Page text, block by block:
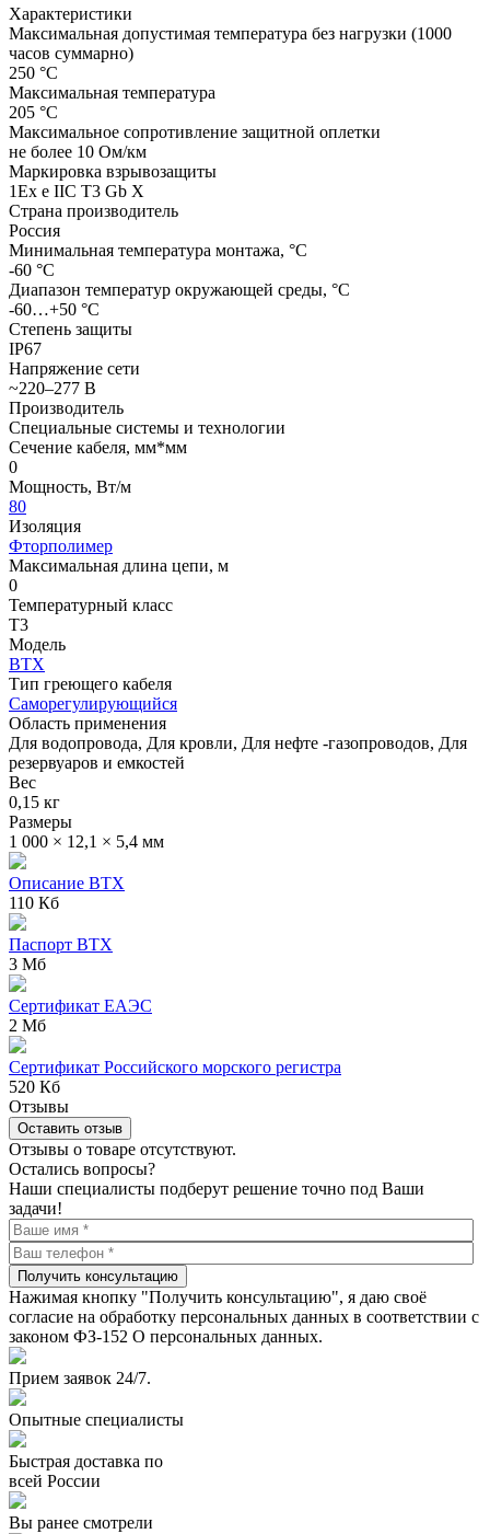
Характеристики
Максимальная допустимая температура без нагрузки (1000
часов суммарно)
250 °С
Максимальная температура
205 °С
Максимальное сопротивление защитной оплетки
не более 10 Oм/км
Маркировка взрывозащиты
1Ех е IIС Т3 Gb X
Страна производитель
Россия
Минимальная температура монтажа, °С
-60 °С
Диапазон температур окружающей среды, °С
-60…+50 °С
Степень защиты
IP67
Напряжение сети
~220–277 В
Производитель
Специальные системы и технологии
Сечение кабеля, мм*мм
0
Мощность, Вт/м
80
Изоляция
Фторполимер
Максимальная длина цепи, м
0
Температурный класс
Т3
Модель
ВТХ
Тип греющего кабеля
Саморегулирующийся
Область применения
Для водопровода, Для кровли, Для нефте -газопроводов, Для
резервуаров и емкостей
Вес
0,15 кг
Размеры
1 000 × 12,1 × 5,4 мм
Описание ВТХ
110 Кб
Паспорт ВТХ
3 Мб
Сертификат ЕАЭС
2 Мб
Сертификат Российского морского регистра
520 Кб
Отзывы
Оставить отзыв
Отзывы о товаре отсутствуют.
Остались вопросы?
Наши специалисты подберут решение точно под Ваши
задачи!
Получить консультацию
Нажимая кнопку "Получить консультацию", я даю своё
согласие на обработку персональных данных в соответствии с
законом ФЗ-152 О персональных данных.
Прием заявок 24/7.
Опытные специалисты
Быстрая доставка по
всей России
Вы ранее смотрели